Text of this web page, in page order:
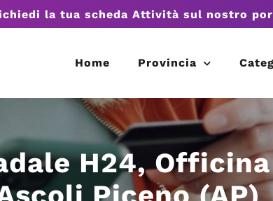
la tua scheda Attività sul nostro
Home Provincia
H24, Officina